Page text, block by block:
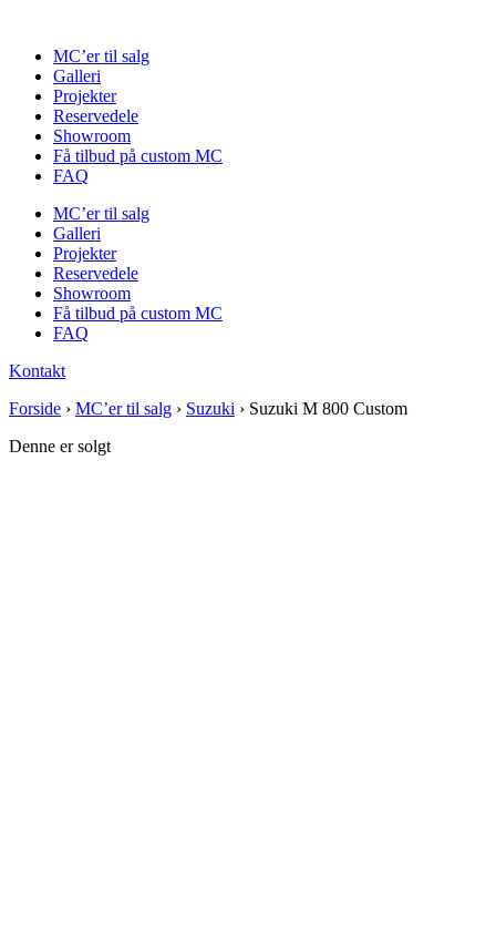
indholdMC’er til salg
Galleri
Projekter
Reservedele
Showroom
Få tilbud på custom MC
FAQ
MC’er til salg
Galleri
Projekter
Reservedele
Showroom
Få tilbud på custom MC
FAQ
Kontakt
Forside › MC’er til salg › Suzuki › Suzuki M 800 Custom
Denne er solgt